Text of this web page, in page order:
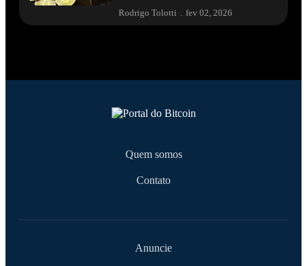
Rodrigo Tolotti fev 02, 2026
Quem somos
Contato
Anuncie